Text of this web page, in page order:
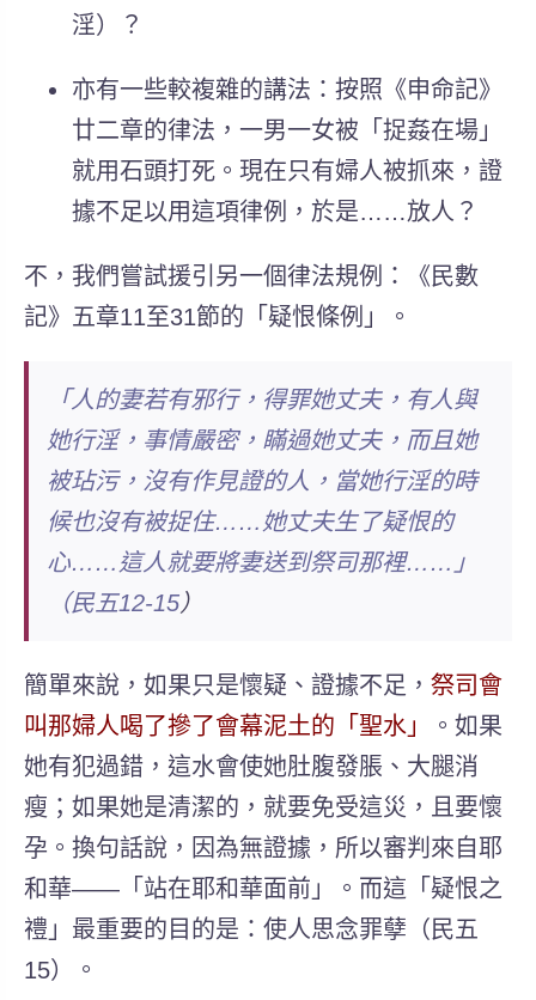
淫）？
亦有一些較複雜的講法：按照《申命記》
廿二章的律法，一男一女被「捉姦在場」
就用石頭打死。現在只有婦人被抓來，證
據不足以用這項律例，於是……放人？
不，我們嘗試援引另一個律法規例：《民數
記》五章11至31節的「疑恨條例」。
「人的妻若有邪行，得罪她丈夫，有人與
她行淫，事情嚴密，瞞過她丈夫，而且她
被玷污，沒有作見證的人，當她行淫的時
候也沒有被捉住……她丈夫生了疑恨的
心……這人就要將妻送到祭司那裡……」
（民五12-15）
簡單來說，如果只是懷疑、證據不足， 祭司會
叫那婦人喝了摻了會幕泥土的「聖水」
。如果
她有犯過錯，這水會使她肚腹發脹、大腿消
瘦；如果她是清潔的，就要免受這災，且要懷
孕。換句話說，因為無證據，所以審判來自耶
和華——「站在耶和華面前」。而這「疑恨之
禮」最重要的目的是： 使人思念罪孽 （民五
15）。